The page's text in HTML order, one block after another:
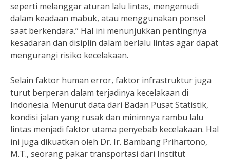
seperti melanggar aturan lalu lintas, mengemudi
dalam keadaan mabuk, atau menggunakan ponsel
saat berkendara.” Hal ini menunjukkan pentingnya
kesadaran dan disiplin dalam berlalu lintas agar dapat
mengurangi risiko kecelakaan.
Selain faktor human error, faktor infrastruktur juga
turut berperan dalam terjadinya kecelakaan di
Indonesia. Menurut data dari Badan Pusat Statistik,
kondisi jalan yang rusak dan minimnya rambu lalu
lintas menjadi faktor utama penyebab kecelakaan. Hal
ini juga dikuatkan oleh Dr. Ir. Bambang Prihartono,
M.T., seorang pakar transportasi dari Institut